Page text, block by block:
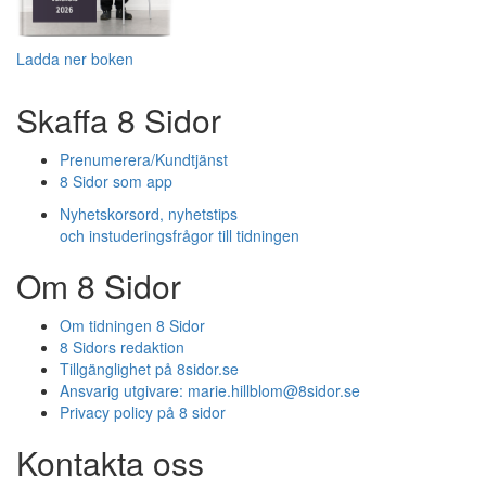
Ladda ner boken
Skaffa 8 Sidor
Prenumerera/Kundtjänst
8 Sidor som app
Nyhetskorsord, nyhetstips
och instuderingsfrågor till tidningen
Om 8 Sidor
Om tidningen 8 Sidor
8 Sidors redaktion
Tillgänglighet på 8sidor.se
Ansvarig utgivare: marie.hillblom@8sidor.se
Privacy policy på 8 sidor
Kontakta oss